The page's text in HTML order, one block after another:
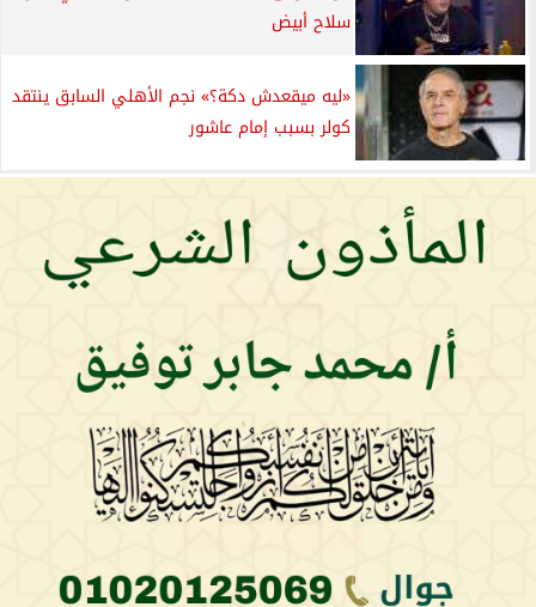
سلاح أبيض
«ليه ميقعدش دكة؟» نجم الأهلي السابق ينتقد
كولر بسبب إمام عاشور